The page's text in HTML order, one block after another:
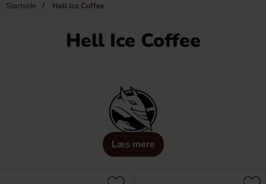
Startside Hell Ice Coffee
Hell Ice Coffee
Læs mere